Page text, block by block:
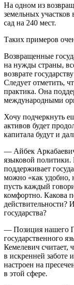
На одном из
земельных
сад на 240 мест.
Таких примеров
Возвращенные
на нужды страны,
возврате
Следует отметить,
практика. Она
международными
Хочу подчеркнуть
активов будет
капитала будут и
— Айбек
языковой политики.
поддерживает
можно «как удобно,
пусть каждый
комфортно. Какова
действительности?
государства?
— Позиция нашего
государственного
Кемелевич считает,
в искренней заботе
настроен на
в этой сфере.